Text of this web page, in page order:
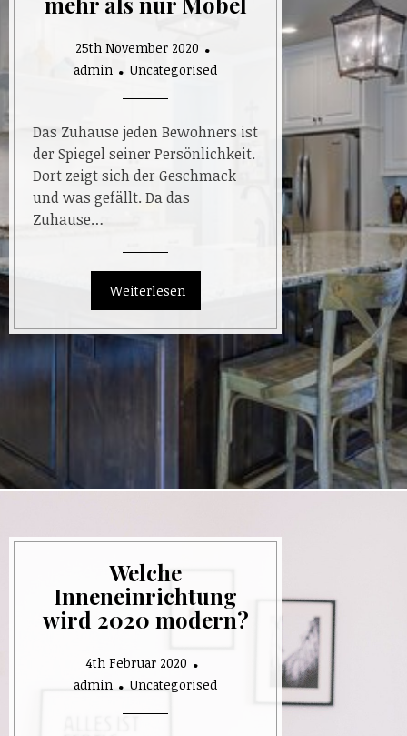
25th November 2020
admin
Uncategorised
Das Zuhause jeden Bewohners ist
der Spiegel seiner Persönlichkeit.
Dort zeigt sich der Geschmack
und was gefällt. Da das
Zuhause…
Welche
Inneneinrichtung
wird 2020 modern?
4th Februar 2020
admin
Uncategorised